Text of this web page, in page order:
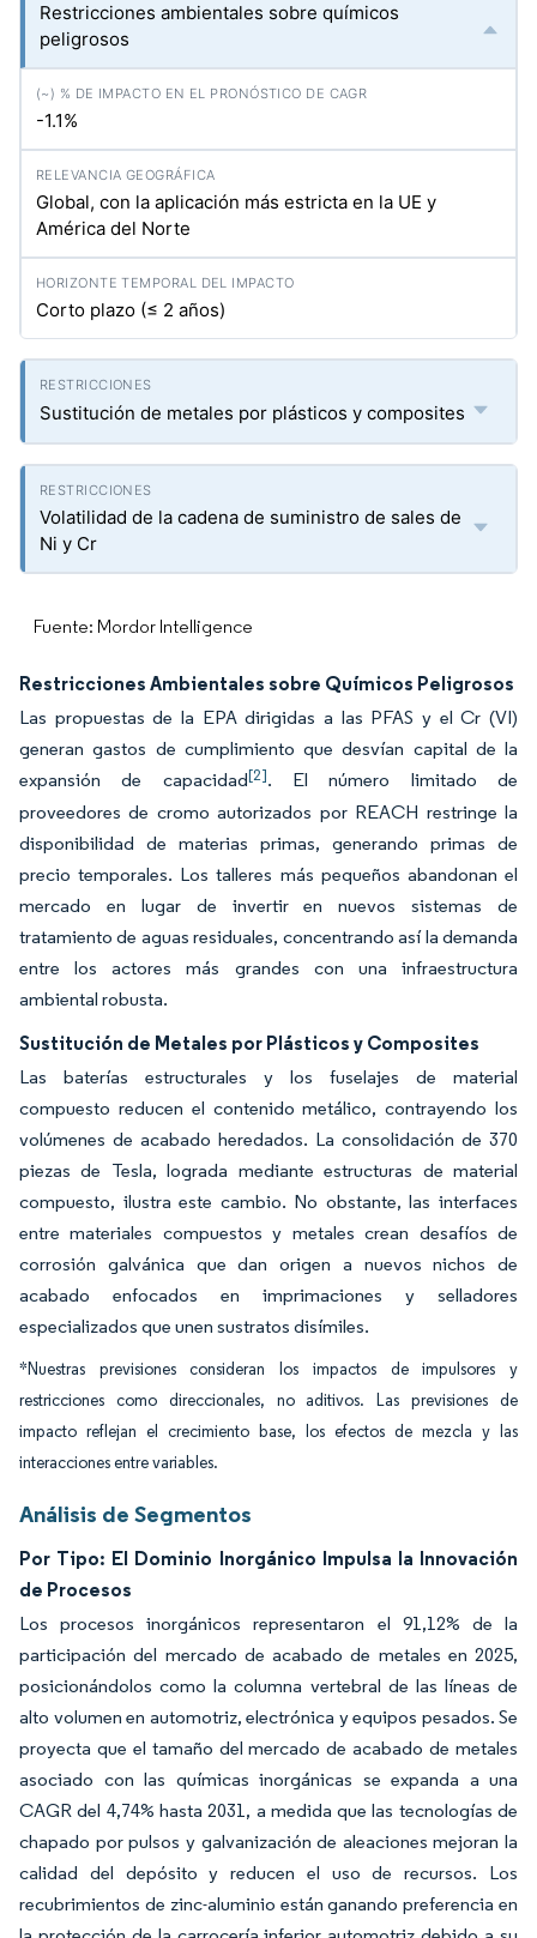
Restricciones ambientales sobre químicos
peligrosos
-1.1%
Global, con la aplicación más estricta en la UE y
América del Norte
Corto plazo (≤ 2 años)
Sustitución de metales por plásticos y composites
Volatilidad de la cadena de suministro de sales de
Ni y Cr
Fuente: Mordor Intelligence
Restricciones Ambientales sobre Químicos Peligrosos
Las propuestas de la EPA dirigidas a las PFAS y el Cr (VI)
generan gastos de cumplimiento que desvían capital de la
expansión de capacidad[2]. El número limitado de
proveedores de cromo autorizados por REACH restringe la
disponibilidad de materias primas, generando primas de
precio temporales. Los talleres más pequeños abandonan el
mercado en lugar de invertir en nuevos sistemas de
tratamiento de aguas residuales, concentrando así la demanda
entre los actores más grandes con una infraestructura
ambiental robusta.
Sustitución de Metales por Plásticos y Composites
Las baterías estructurales y los fuselajes de material
compuesto reducen el contenido metálico, contrayendo los
volúmenes de acabado heredados. La consolidación de 370
piezas de Tesla, lograda mediante estructuras de material
compuesto, ilustra este cambio. No obstante, las interfaces
entre materiales compuestos y metales crean desafíos de
corrosión galvánica que dan origen a nuevos nichos de
acabado enfocados en imprimaciones y selladores
especializados que unen sustratos disímiles.
*Nuestras previsiones consideran los impactos de impulsores y
restricciones como direccionales, no aditivos. Las previsiones de
impacto reflejan el crecimiento base, los efectos de mezcla y las
interacciones entre variables.
Análisis de Segmentos
Por Tipo: El Dominio Inorgánico Impulsa la Innovación
de Procesos
Los procesos inorgánicos representaron el 91,12% de la
participación del mercado de acabado de metales en 2025,
posicionándolos como la columna vertebral de las líneas de
alto volumen en automotriz, electrónica y equipos pesados. Se
proyecta que el tamaño del mercado de acabado de metales
asociado con las químicas inorgánicas se expanda a una
CAGR del 4,74% hasta 2031, a medida que las tecnologías de
chapado por pulsos y galvanización de aleaciones mejoran la
calidad del depósito y reducen el uso de recursos. Los
recubrimientos de zinc-aluminio están ganando preferencia en